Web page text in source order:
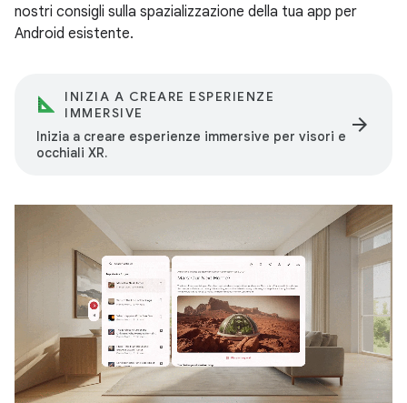
nostri consigli sulla spazializzazione della tua app per
Android esistente.
INIZIA A CREARE ESPERIENZE
IMMERSIVE
Inizia a creare esperienze immersive per visori e
occhiali XR.
arrow_forward